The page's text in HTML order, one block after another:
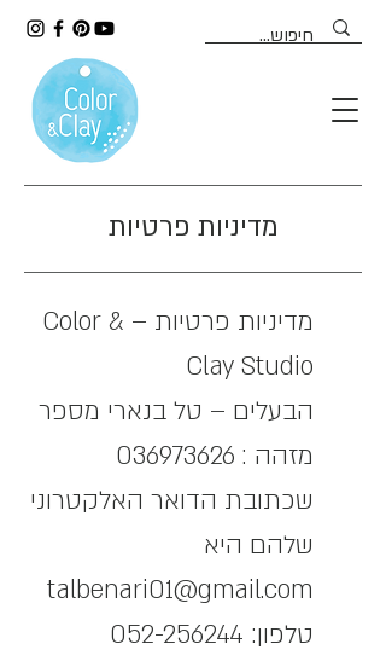
מדיניות פרטיות
מדיניות פרטיות – Color &
Clay Studio
הבעלים – טל בנארי מספר
מזהה : 036973626
שכתובת הדואר האלקטרוני
שלהם היא
talbenari01@gmail.com
טלפון: 052-256244